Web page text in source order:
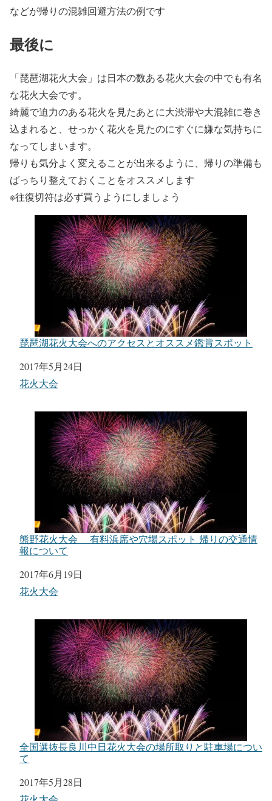
などが帰りの混雑回避方法の例です
最後に
「琵琶湖花火大会」は日本の数ある花火大会の中でも有名
な花火大会です。
綺麗で迫力のある花火を見たあとに大渋滞や大混雑に巻き
込まれると、せっかく花火を見たのにすぐに嫌な気持ちに
なってしまいます。
帰りも気分よく変えることが出来るように、帰りの準備も
ばっちり整えておくことをオススメします
※往復切符は必ず買うようにしましょう
琵琶湖花火大会へのアクセスとオススメ鑑賞スポット
日付
2017年5月24日
関連理由
花火大会
熊野花火大会 有料浜席や穴場スポット 帰りの交通情
報について
日付
2017年6月19日
関連理由
花火大会
全国選抜長良川中日花火大会の場所取りと駐車場につい
て
日付
2017年5月28日